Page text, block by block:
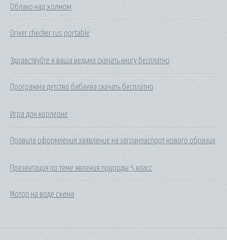
Облако над холмом
Driver checker rus portable
Здравствуйте я ваша ведьма скачать книгу бесплатно
Программа детство бабаева скачать бесплатно
Игра дон корлеоне
Правила оформления заявление на загранпаспорт нового образца
Презентация по теме явления природы 5 класс
Мотор на воде схема